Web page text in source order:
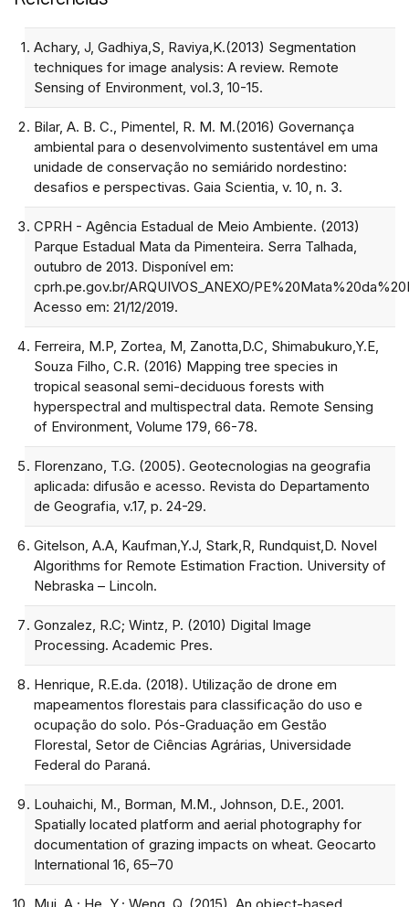
Achary, J, Gadhiya,S, Raviya,K.(2013) Segmentation
techniques for image analysis: A review. Remote
Sensing of Environment, vol.3, 10-15.
Bilar, A. B. C., Pimentel, R. M. M.(2016) Governança
ambiental para o desenvolvimento sustentável em uma
unidade de conservação no semiárido nordestino:
desafios e perspectivas. Gaia Scientia, v. 10, n. 3.
CPRH - Agência Estadual de Meio Ambiente. (2013)
Parque Estadual Mata da Pimenteira. Serra Talhada,
outubro de 2013. Disponível em:
cprh.pe.gov.br/ARQUIVOS_ANEXO/
Acesso em: 21/12/2019.
Ferreira, M.P, Zortea, M, Zanotta,D.C, Shimabukuro,Y.E,
Souza Filho, C.R. (2016) Mapping tree species in
tropical seasonal semi-deciduous forests with
hyperspectral and multispectral data. Remote Sensing
of Environment, Volume 179, 66-78.
Florenzano, T.G. (2005). Geotecnologias na geografia
aplicada: difusão e acesso. Revista do Departamento
de Geografia, v.17, p. 24-29.
Gitelson, A.A, Kaufman,Y.J, Stark,R, Rundquist,D. Novel
Algorithms for Remote Estimation Fraction. University of
Nebraska – Lincoln.
Gonzalez, R.C; Wintz, P. (2010) Digital Image
Processing. Academic Pres.
Henrique, R.E.da. (2018). Utilização de drone em
mapeamentos florestais para classificação do uso e
ocupação do solo. Pós-Graduação em Gestão
Florestal, Setor de Ciências Agrárias, Universidade
Federal do Paraná.
Louhaichi, M., Borman, M.M., Johnson, D.E., 2001.
Spatially located platform and aerial photography for
documentation of grazing impacts on wheat. Geocarto
International 16, 65–70